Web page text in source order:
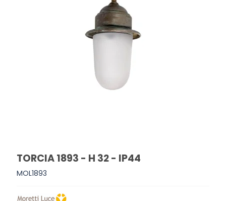
TORCIA 1893 - H 32 - IP44
MOL1893